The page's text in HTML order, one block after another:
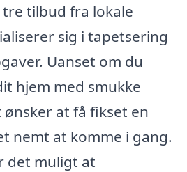
tilbud fra lokale
sig i tapetsering
Uanset om du
hjem med smukke
at få fikset en
nemt at komme i gang.
det muligt at